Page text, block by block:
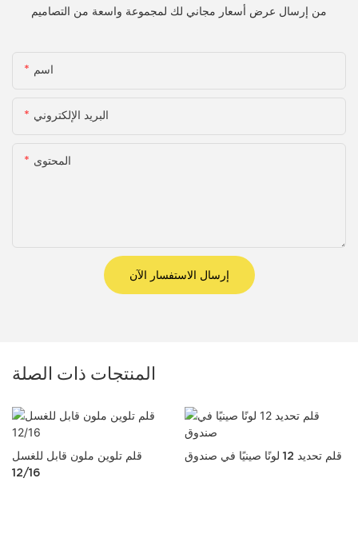
من إرسال عرض أسعار مجاني لك لمجموعة واسعة من التصاميم
اسم
البريد الإلكتروني
المحتوى
إرسال الاستفسار الآن
المنتجات ذات الصلة
قلم تلوين ملون قابل للغسل
12/16
قلم تحديد 12 لونًا صينيًا في صندوق